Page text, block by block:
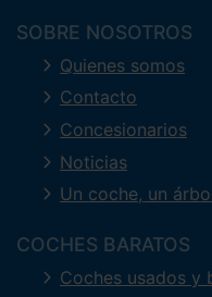
SOBRE NOSOTROS
Quienes somos
Contacto
Concesionarios
Noticias
Un coche, un
COCHES BARATOS
Coches usados y